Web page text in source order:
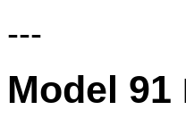
---
Model 91